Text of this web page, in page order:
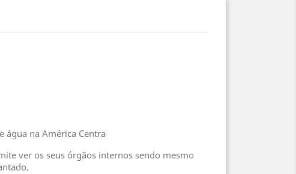
água na América Centra
ver os seus órgãos internos sendo mesmo